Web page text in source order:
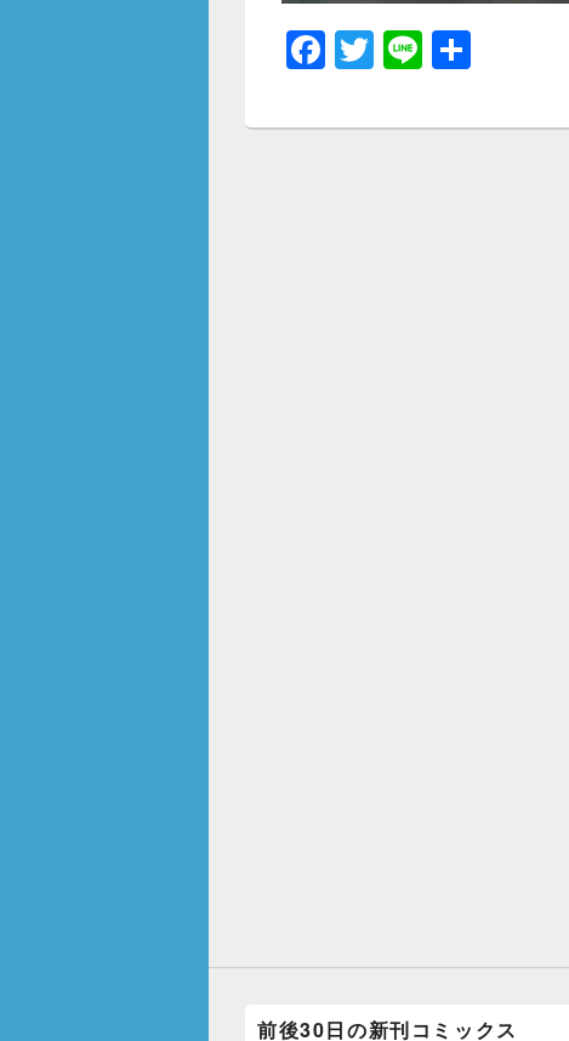
F
c
T
tt
Li
e
前後30日の新刊コミックス